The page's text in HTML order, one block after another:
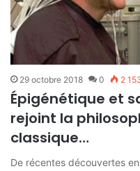
29 octobre 2018 0 2
Épigénétique et
rejoint la
classique…
De récentes découvertes